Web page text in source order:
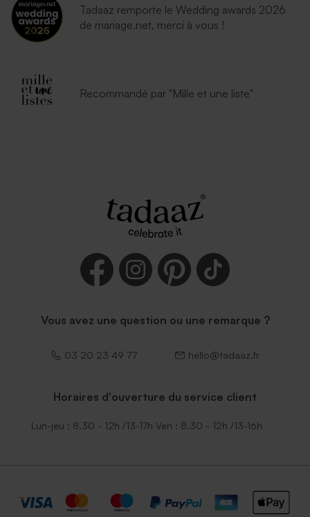
Tadaaz remporte le Wedding awards 2026
de mariage.net, merci à vous !
Recommandé par "Mille et une liste"
Vous avez une question ou une remarque ?
03 20 23 49 77 hello@tadaaz.fr
Horaires d'ouverture du service client
Lun-jeu : 8.30 - 12h /13-17h Ven : 8.30 - 12h /13-16h